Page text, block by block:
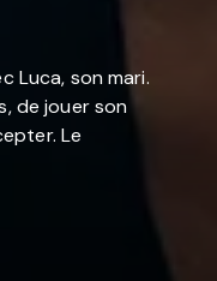
Luca, son mari.
de jouer son
Le